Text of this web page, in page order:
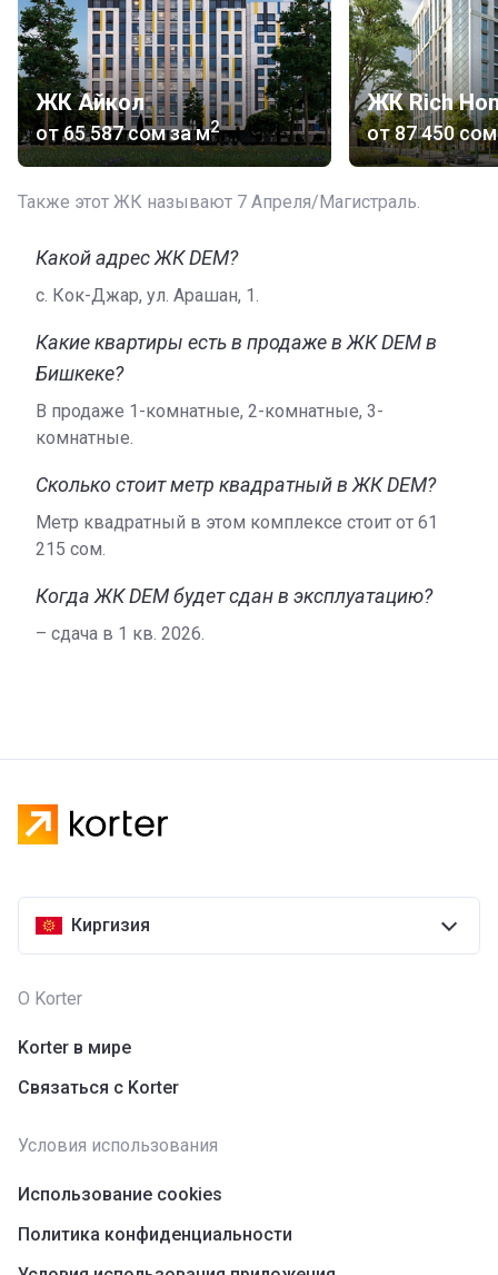
ЖК Айкол
от‍65 587 сомза м2
ЖК Rich
от‍87 450 сом
Также этот ЖК называют 7 Апреля/Магистраль.
Какой адрес ЖК DEM?
с. Кок-Джар, ул. Арашан, 1.
Какие квартиры есть в продаже в ЖК DEM в
Бишкеке?
В продаже 1-комнатные, 2-комнатные, 3-
комнатные.
Сколько стоит метр квадратный в ЖК DEM?
Метр квадратный в этом комплексе стоит от ‍61
215 сом.
Когда ЖК DEM будет сдан в эксплуатацию?
– сдача в 1 кв. 2026.
Киргизия
О Korter
Korter в мире
Связаться с Korter
Условия использования
Использование cookies
Политика конфиденциальности